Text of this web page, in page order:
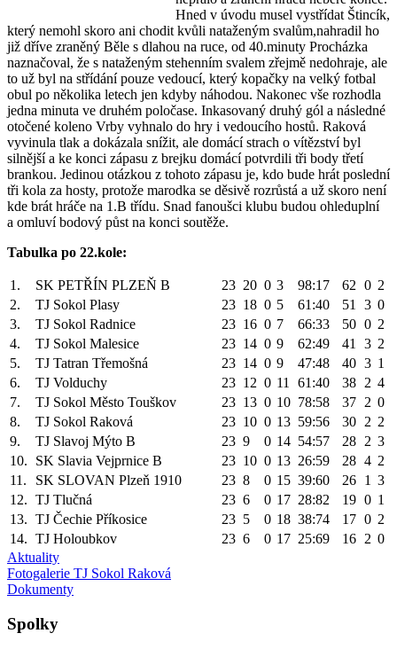
Hned v úvodu musel vystřídat Štincík,
který nemohl skoro ani chodit kvůli nataženým svalům,nahradil ho
již dříve zraněný Běle s dlahou na ruce, od 40.minuty Procházka
naznačoval, že s nataženým stehenním svalem zřejmě nedohraje, ale
to už byl na střídání pouze vedoucí, který kopačky na velký fotbal
obul po několika letech jen kdyby náhodou. Nakonec vše rozhodla
jedna minuta ve druhém poločase. Inkasovaný druhý gól a následné
otočené koleno Vrby vyhnalo do hry i vedoucího hostů. Raková
vyvinula tlak a dokázala snížit, ale domácí strach o vítězství byl
silnější a ke konci zápasu z brejku domácí potvrdili tři body třetí
brankou. Jedinou otázkou z tohoto zápasu je, kdo bude hrát poslední
tři kola za hosty, protože marodka se děsivě rozrůstá a už skoro není
kde brát hráče na 1.B třídu. Snad fanoušci klubu budou ohleduplní
a omluví bodový půst na konci soutěže.
Tabulka po 22.kole:
1. SK PETŘÍN PLZEŇ B 23 20 0 3 98:17 62 0 2
2.
TJ Sokol Plasy 23 18 0 5 61:40 51 3 0
3.
TJ Sokol Radnice 23 16 0 7 66:33 50 0 2
4.
TJ Sokol Malesice 23 14 0 9 62:49 41 3 2
5.
TJ Tatran Třemošná 23 14 0 9 47:48 40 3 1
6.
TJ Volduchy 23 12 0 11 61:40 38 2 4
7.
TJ Sokol Město Touškov 23 13 0 10 78:58 37 2 0
8.
TJ Sokol Raková 23 10 0 13 59:56 30 2 2
9.
TJ Slavoj Mýto B 23 9 0 14 54:57 28 2 3
10.
SK Slavia Vejprnice B 23 10 0 13 26:59 28 4 2
11.
SK SLOVAN Plzeň 1910 23 8 0 15 39:60 26 1 3
12. TJ Tlučná 23 6 0 17 28:82 19 0 1
13. TJ Čechie Příkosice 23 5 0 18 38:74 17 0 2
14. TJ Holoubkov 23 6 0 17 25:69 16 2 0
Aktuality
Fotogalerie TJ Sokol Raková
Dokumenty
Spolky